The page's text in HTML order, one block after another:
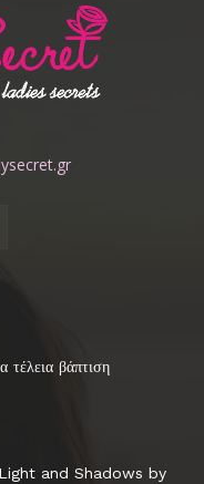
τέλεια βάπτιση
and Shadows by